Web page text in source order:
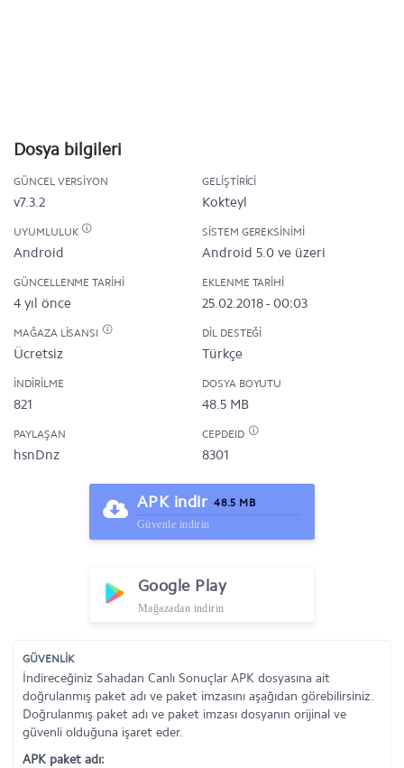
Dosya bilgileri
GÜNCEL VERSIYON
v7.3.2
GELIŞTIRICI
Kokteyl
UYUMLULUK
Android
SISTEM GEREKSINIMI
Android 5.0 ve üzeri
GÜNCELLENME TARIHI
4 yıl önce
EKLENME TARIHI
25.02.2018 - 00:03
MAĞAZA LISANSI
Ücretsiz
DIL DESTEĞI
Türkçe
İNDIRILME
821
DOSYA BOYUTU
48.5 MB
PAYLAŞAN
hsnDnz
CEPDEID
8301
APK indir 48.5 MB
Güvenle indirin
Google Play
Mağazadan indirin
GÜVENLİK
İndireceğiniz Sahadan Canlı Sonuçlar APK dosyasına ait
doğrulanmış paket adı ve paket imzasını aşağıdan görebilirsiniz.
Doğrulanmış paket adı ve paket imzası dosyanın orijinal ve
güvenli olduğuna işaret eder.
APK paket adı: